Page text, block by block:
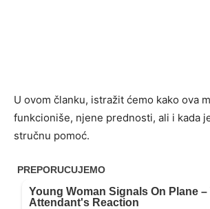
U ovom članku, istražit ćemo kako ova
funkcioniše, njene prednosti, ali i kada
stručnu pomoć.